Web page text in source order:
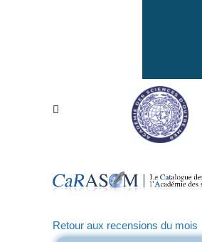
Retour aux recensions du mois